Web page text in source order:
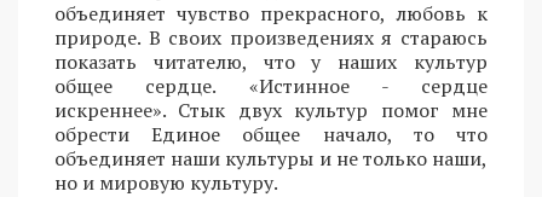
объединяет чувство прекрасного, любовь к
природе. В своих произведениях я стараюсь
показать читателю, что у наших культур
общее сердце. «Истинное - сердце
искреннее». Стык двух культур помог мне
обрести Единое общее начало, то что
объединяет наши культуры и не только наши,
но и мировую культуру.